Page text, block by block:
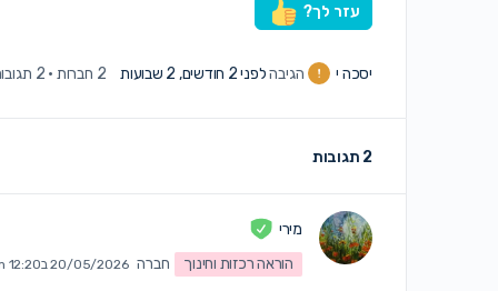
עזר לך?
יסכה י הגיבהלפני 2 חודשים, 2 שבועות 2 חברות · 2 תגובות
2 תגובות
מירי
הוראה רכזות וחינוך
חברה 20/05/2026 ב12:20 am